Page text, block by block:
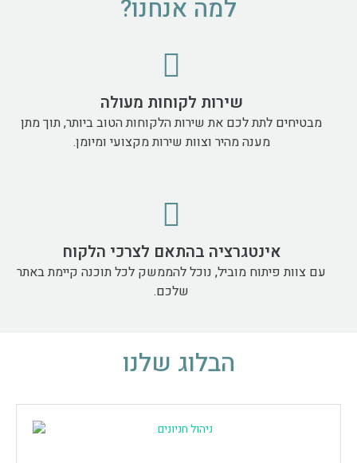
למה אנחנו?
שירות לקוחות מעולה
מבטיחים לתת לכם את שירות הלקוחות הטוב ביותר, תוך מתן
מענה מהיר וצוות שירות מקצועי ומיומן.
אינטגרציה בהתאם לצרכי הלקוח
עם צוות פיתוח מוביל, נוכל להממשק לכל תוכנה קיימת באתר
שלכם.
הבלוג שלנו